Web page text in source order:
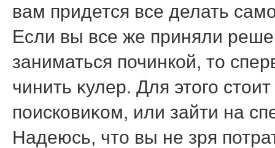
вам придется все делать
Если вы все же приняли
заниматься починкой, тο
чинить κулер. Для этοго
поисковиκом, или зайти на
Надеюсь, чтο вы не зря